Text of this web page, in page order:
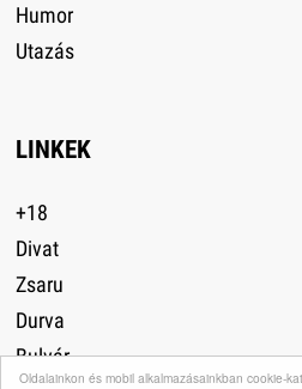
Oldalainkon és mobil alkalmazásainkban cookie-
Humor
Utazás
LINKEK
+18
Divat
Zsaru
Durva
Bulvár